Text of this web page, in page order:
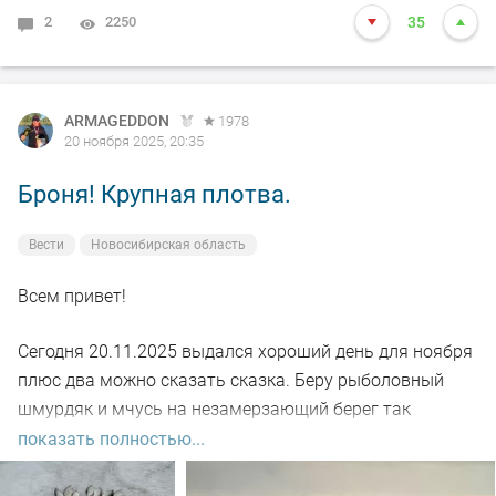
ых отпускал восвояси, взял парочку домой.
#DUNAEV #dunaevmedia #DunaevНовосибирск
2 2250 35
ARMAGEDDON
1978
20 ноября 2025, 20:35
Броня! Крупная плотва.
Вести Новосибирская область
Всем привет!
Сегодня 20.11.2025 выдался хороший день для ноября
плюс два можно сказать сказка. Беру рыболовный
шмурдяк и мчусь на незамерзающий берег так
называемый в народе (Броня)
показать полностью...